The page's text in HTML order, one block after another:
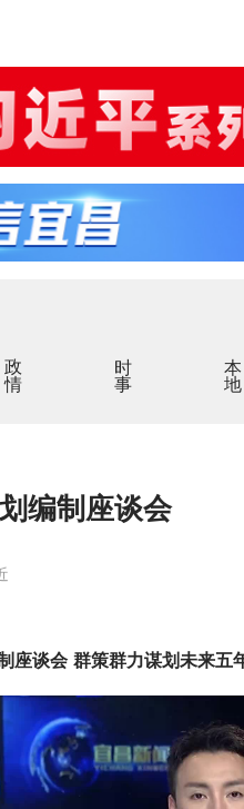
政情 时事 本地
编制座谈会
座谈会 群策群力谋划未来